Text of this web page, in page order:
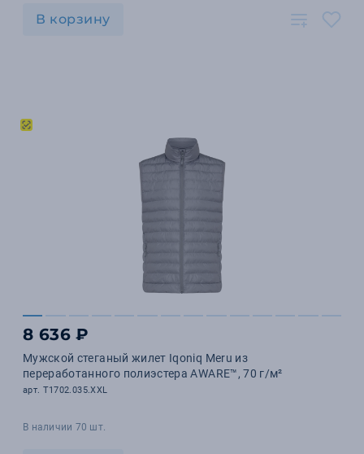
В корзину
8 636 ₽
Мужской стеганый жилет Iqoniq Meru из
переработанного полиэстера AWARE™, 70 г/м²
арт. T1702.035.XXL
В наличии 70 шт.